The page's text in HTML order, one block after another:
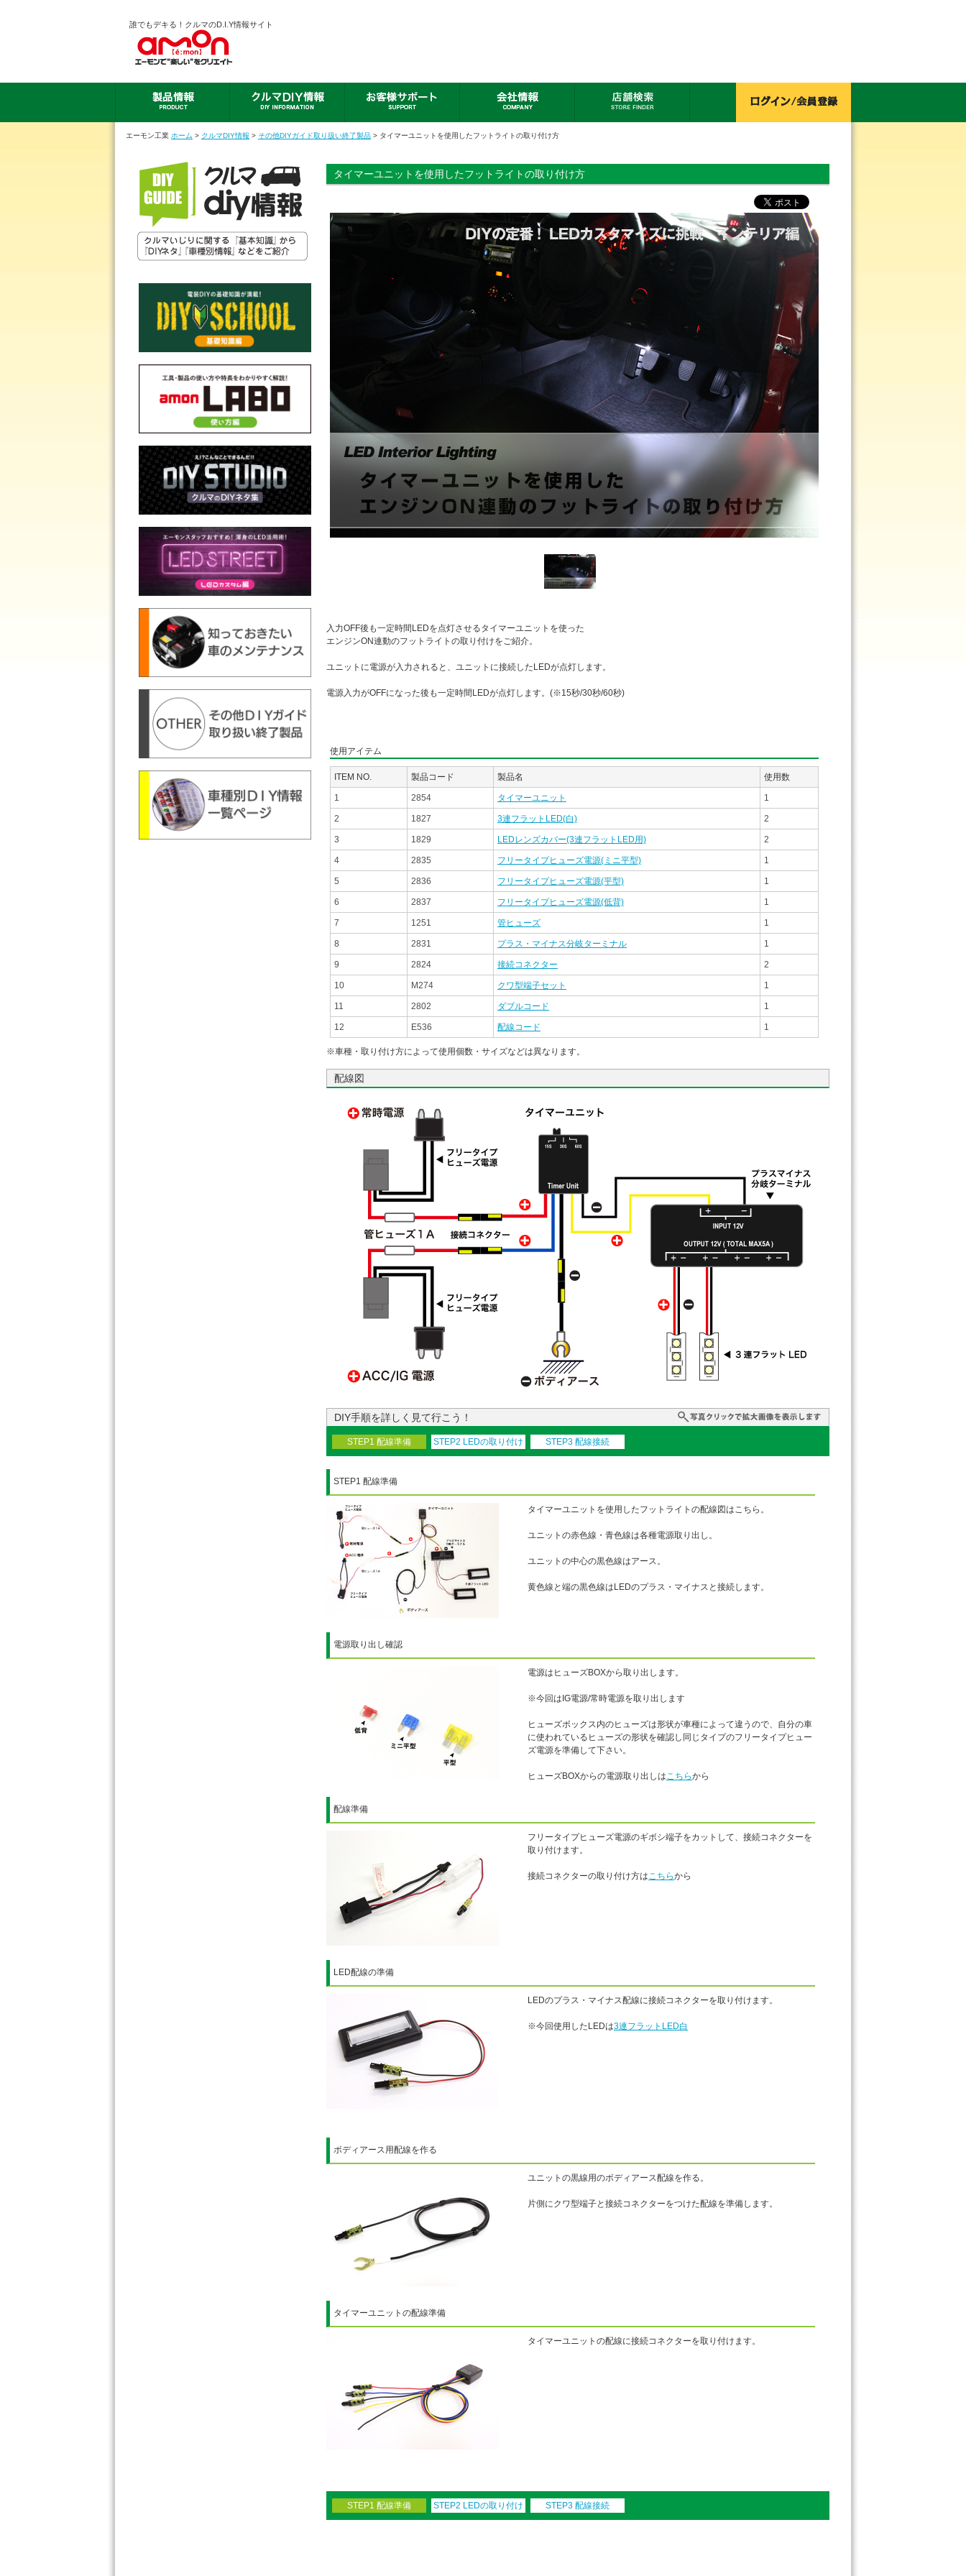
誰でもデキる！クルマのD.I.Y情報サイト
エーモン工業 ホーム > クルマDIY情報 > その他DIYガイド取り扱い終了製品 > タイマーユニットを使用したフットライトの取り付け方
タイマーユニットを使用したフットライトの取り付け方
入力OFF後も一定時間LEDを点灯させるタイマーユニットを使った
エンジンON連動のフットライトの取り付けをご紹介。
ユニットに電源が入力されると、ユニットに接続したLEDが点灯します。
電源入力がOFFになった後も一定時間LEDが点灯します。(※15秒/30秒/60秒)
使用アイテム
ITEM NO. 製品コード 製品名 使用数
1 2854 タイマーユニット 1
2 1827 3連フラットLED(白) 2
3 1829 LEDレンズカバー(3連フラットLED用) 2
4 2835 フリータイプヒューズ電源(ミニ平型) 1
5 2836 フリータイプヒューズ電源(平型) 1
6 2837 フリータイプヒューズ電源(低背) 1
7 1251 管ヒューズ 1
8 2831 プラス・マイナス分岐ターミナル 1
9 2824 接続コネクター 2
10 M274 クワ型端子セット 1
11 2802 ダブルコード 1
12 E536 配線コード 1
※車種・取り付け方によって使用個数・サイズなどは異なります。
配線図
DIY手順を詳しく見て行こう！
STEP1 配線準備 STEP2 LEDの取り付け STEP3 配線接続
STEP1 配線準備
タイマーユニットを使用したフットライトの配線図はこちら。
ユニットの赤色線・青色線は各種電源取り出し。
ユニットの中心の黒色線はアース。
黄色線と端の黒色線はLEDのプラス・マイナスと接続します。
電源取り出し確認
電源はヒューズBOXから取り出します。
※今回はIG電源/常時電源を取り出します
ヒューズボックス内のヒューズは形状が車種によって違うので、自分の車
に使われているヒューズの形状を確認し同じタイプのフリータイプヒュー
ズ電源を準備して下さい。
ヒューズBOXからの電源取り出しはこちらから
配線準備
フリータイプヒューズ電源のギボシ端子をカットして、接続コネクターを
取り付けます。
接続コネクターの取り付け方はこちらから
LED配線の準備
LEDのプラス・マイナス配線に接続コネクターを取り付けます。
※今回使用したLEDは3連フラットLED白
ボディアース用配線を作る
ユニットの黒線用のボディアース配線を作る。
片側にクワ型端子と接続コネクターをつけた配線を準備します。
タイマーユニットの配線準備
タイマーユニットの配線に接続コネクターを取り付けます。
STEP1 配線準備 STEP2 LEDの取り付け STEP3 配線接続